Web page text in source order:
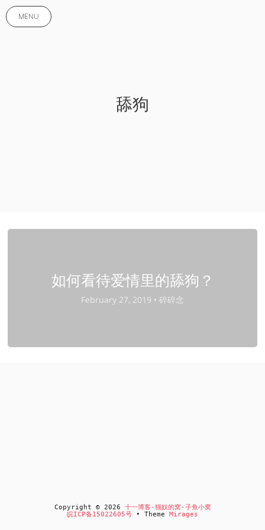
MENU
舔狗
如何看待爱情里的舔狗？
February 27, 2019 • 碎碎念
Copyright © 2026 十一博客-猫奴的窝-子鱼小窝
皖ICP备15022605号 • Theme Mirages